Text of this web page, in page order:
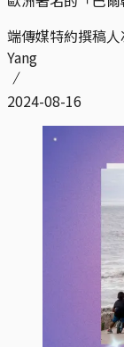
端傳媒特約撰稿
Yang
2024-08-16